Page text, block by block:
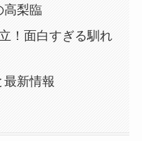
高梨臨
！面白すぎる馴れ
新情報